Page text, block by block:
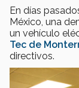
En días
México, una
un vehículo
Tec de
directivos.